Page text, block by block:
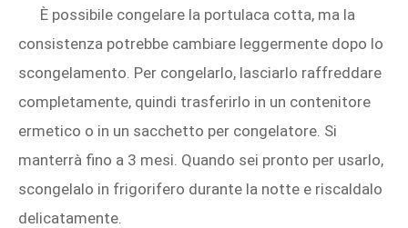
È possibile congelare la portulaca cotta, ma la
consistenza potrebbe cambiare leggermente dopo lo
scongelamento. Per congelarlo, lasciarlo raffreddare
completamente, quindi trasferirlo in un contenitore
ermetico o in un sacchetto per congelatore. Si
manterrà fino a 3 mesi. Quando sei pronto per usarlo,
scongelalo in frigorifero durante la notte e riscaldalo
delicatamente.